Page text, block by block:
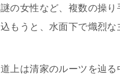
謎の女性など、複数の操
込もうと、水面下で熾烈な
道上は清家のルーツを辿